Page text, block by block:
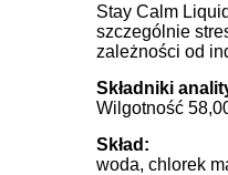
Stay Calm
szczególnie
zależności od
Składniki
Wilgotność
Skład:
woda, chlorek